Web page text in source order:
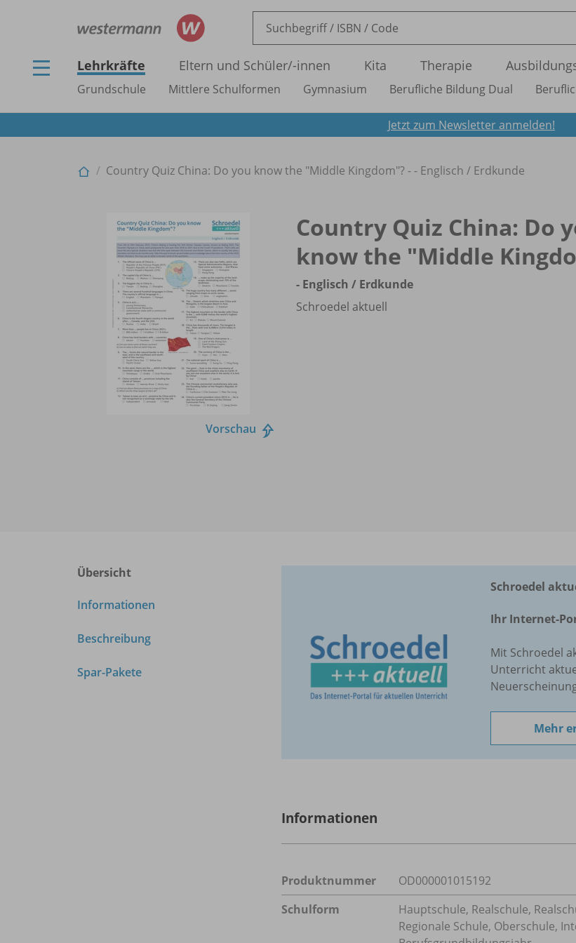
Lehrkräfte Eltern und Schüler/-innen Kita Therapie
Grundschule Mittlere Schulformen Gymnasium Berufliche Bildung Dual
Jetzt zum Newsletter anmelden!
Country Quiz China: Do you know the "Middle Kingdom"? - - Englisch / Erdkunde
Vorschau
Country Quiz China: Do
know the "Middle
- Englisch / Erdkunde
Schroedel aktuell
Übersicht
Informationen
Beschreibung
Spar-Pakete
Schroedel
Ihr Internet-
Mit Schroedel
Unterricht
Mehr
Informationen
Produktnummer
OD000001015192
Schulform
Hauptschule, Realschule,
Regionale Schule, Oberschule,